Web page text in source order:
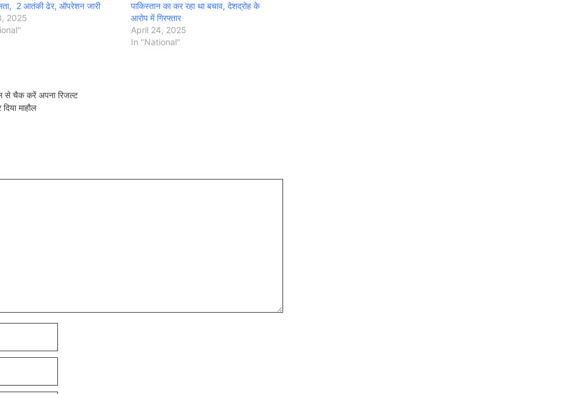
2 आतंकी ढेर, ऑपरेशन जारी
2025
पाकिस्तान का कर रहा था बचाव, देशद्रोह के
आरोप में गिरफ्तार
April 24, 2025
In "National"
चैक करें अपना रिजल्ट
माहौल